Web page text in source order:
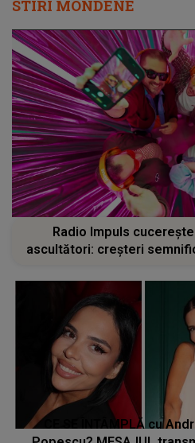
STIRI MONDENE
Radio Impuls
ascultători: creșteri
CE SE ÎNTÂMPLĂ cu